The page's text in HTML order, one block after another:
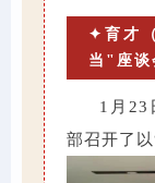
✦育才
当"座谈
1月23
部召开了